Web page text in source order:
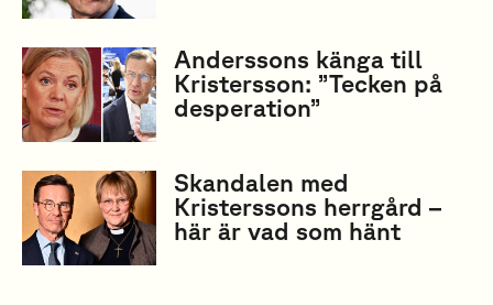
Anderssons känga till
Kristersson: ”Tecken på
desperation”
Skandalen med
Kristerssons herrgård –
här är vad som hänt